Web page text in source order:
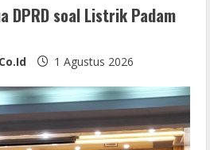
DPRD soal Listrik Padam
1 Agustus 2026